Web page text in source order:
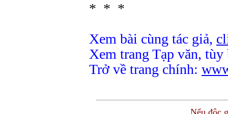
* * *
Xem bài cùng tác giả,
Xem trang Tạp văn,
Trở về trang chính:
Nếu độc